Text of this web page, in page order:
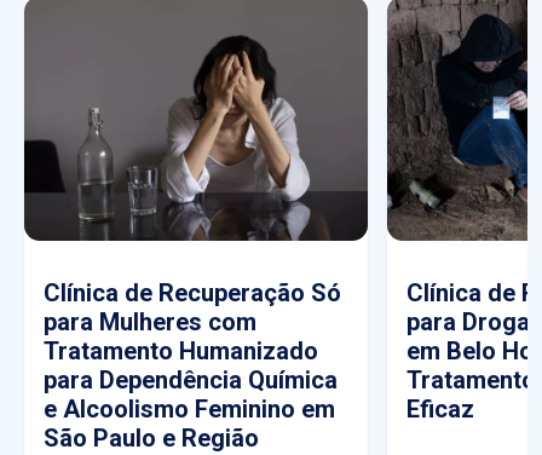
Clínica de Recuperação Só
para Mulheres com
Tratamento Humanizado
para Dependência Química
e Alcoolismo Feminino em
São Paulo e Região
Clínica de
para
em Belo
Tratamento
Eficaz